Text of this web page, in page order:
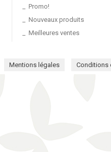
Promo!
Nouveaux produits
Meilleures ventes
Mentions légales Conditions